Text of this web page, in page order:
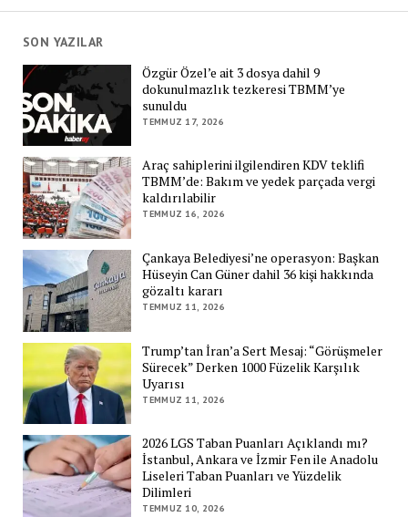
SON YAZILAR
Özgür Özel’e ait 3 dosya dahil 9
dokunulmazlık tezkeresi TBMM’ye
sunuldu
TEMMUZ 17, 2026
Araç sahiplerini ilgilendiren KDV teklifi
TBMM’de: Bakım ve yedek parçada vergi
kaldırılabilir
TEMMUZ 16, 2026
Çankaya Belediyesi’ne operasyon: Başkan
Hüseyin Can Güner dahil 36 kişi hakkında
gözaltı kararı
TEMMUZ 11, 2026
Trump’tan İran’a Sert Mesaj: “Görüşmeler
Sürecek” Derken 1000 Füzelik Karşılık
Uyarısı
TEMMUZ 11, 2026
2026 LGS Taban Puanları Açıklandı mı?
İstanbul, Ankara ve İzmir Fen ile Anadolu
Liseleri Taban Puanları ve Yüzdelik
Dilimleri
TEMMUZ 10, 2026